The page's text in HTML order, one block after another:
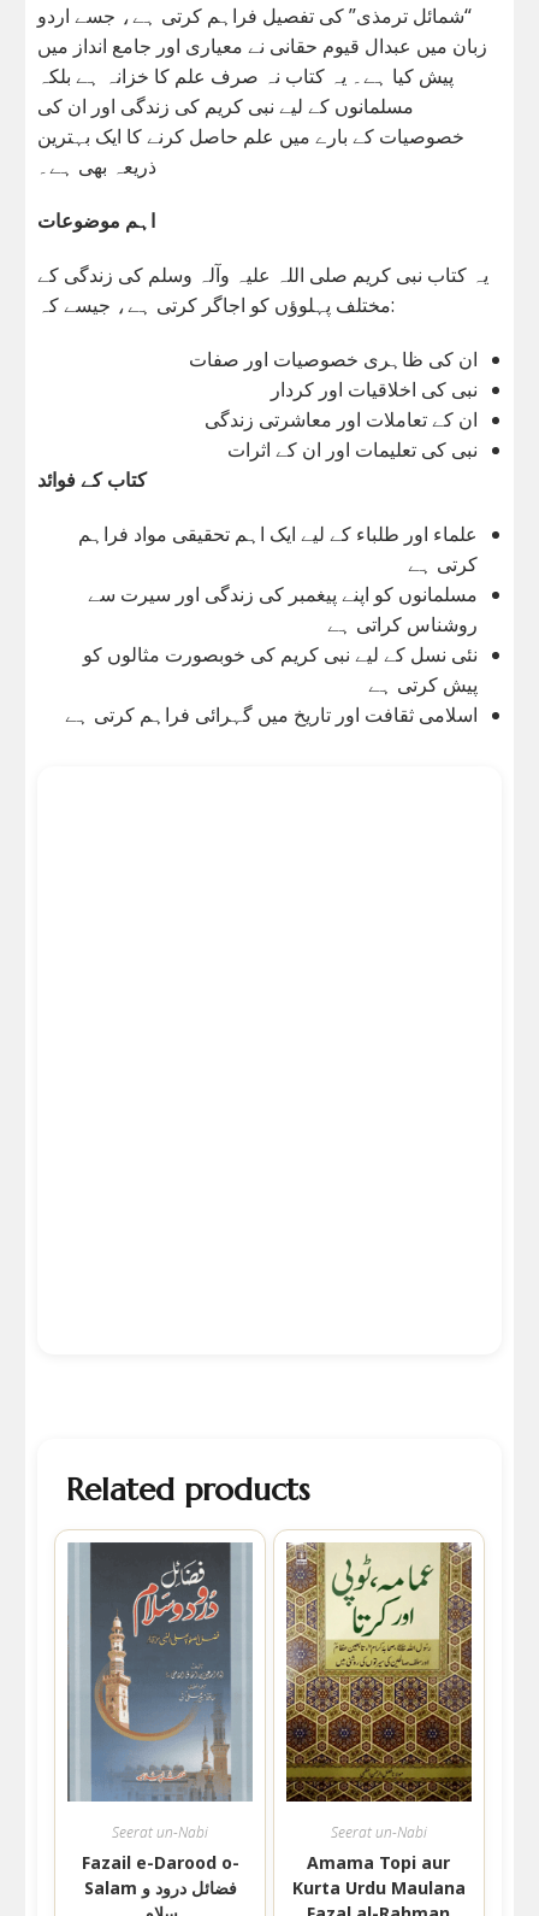
“شمائل ترمذی” کی تفصیل فراہم کرتی ہے، جسے اردو
زبان میں عبدال قیوم حقانی نے معیاری اور جامع انداز میں
پیش کیا ہے۔ یہ کتاب نہ صرف علم کا خزانہ ہے بلکہ
مسلمانوں کے لیے نبی کریم کی زندگی اور ان کی
خصوصیات کے بارے میں علم حاصل کرنے کا ایک بہترین
ذریعہ بھی ہے۔
اہم موضوعات
یہ کتاب نبی کریم صلی اللہ علیہ وآلہ وسلم کی زندگی کے
مختلف پہلوؤں کو اجاگر کرتی ہے، جیسے کہ:
ان کی ظاہری خصوصیات اور صفات
نبی کی اخلاقیات اور کردار
ان کے تعاملات اور معاشرتی زندگی
نبی کی تعلیمات اور ان کے اثرات
کتاب کے فوائد
علماء اور طلباء کے لیے ایک اہم تحقیقی مواد فراہم
کرتی ہے
مسلمانوں کو اپنے پیغمبر کی زندگی اور سیرت سے
روشناس کراتی ہے
نئی نسل کے لیے نبی کریم کی خوبصورت مثالوں کو
پیش کرتی ہے
اسلامی ثقافت اور تاریخ میں گہرائی فراہم کرتی ہے
Related products
Seerat un-Nabi
Fazail e-Darood o-
Salam فضائل درود و
Seerat un-Nabi
Amama Topi aur
Kurta Urdu Maulana